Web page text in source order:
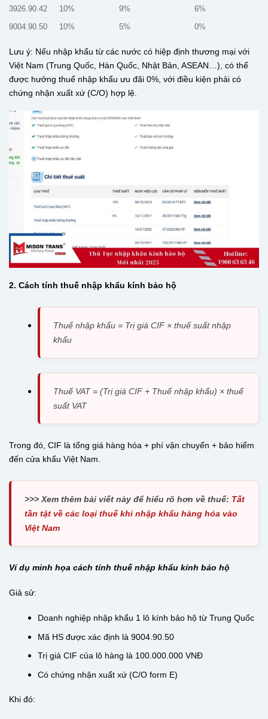
3926.90.42 10% 9%
6%
9004.90.50
10% 5% 0%
Lưu ý: Nếu nhập khẩu từ các nước có hiệp định thương mại với
Việt Nam (Trung Quốc, Hàn Quốc, Nhật Bản, ASEAN…), có thể
được hưởng thuế nhập khẩu ưu đãi 0%, với điều kiện phải có
chứng nhận xuất xứ (C/O) hợp lệ.
2. Cách tính thuế nhập khẩu kính bảo hộ
Thuế nhập khẩu = Trị giá CIF × thuế suất nhập
khẩu
Thuế VAT = (Trị giá CIF + Thuế nhập khẩu) × thuế
suất VAT
Trong đó, CIF là tổng giá hàng hóa + phí vận chuyển + bảo hiểm
đến cửa khẩu Việt Nam.
>>> Xem thêm bài viết này để hiểu rõ hơn về thuế: Tất
tần tật về các loại thuế khi nhập khẩu hàng hóa vào
Việt Nam
Ví dụ minh họa cách tính thuế nhập khẩu kính bảo hộ
Giả sử:
Doanh nghiệp nhập khẩu 1 lô kính bảo hộ từ Trung Quốc
Mã HS được xác định là 9004.90.50
Trị giá CIF của lô hàng là 100.000.000 VNĐ
Có chứng nhận xuất xứ (C/O form E)
Khi đó: